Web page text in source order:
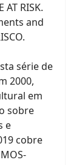
RISK.
and
série de
2000,
em
sobre
e
cobre